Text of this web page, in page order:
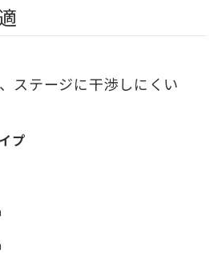
ステージに干渉しにくい
プ